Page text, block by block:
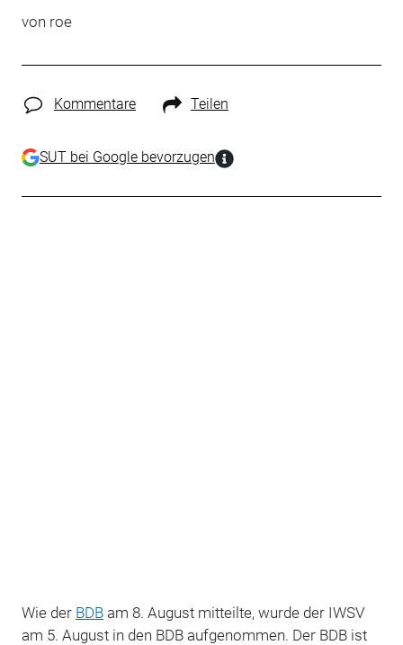
von roe
Kommentare Teilen
SUT bei Google bevorzugen
Wie der BDBam 8. August mitteilte, wurde der IWSV
am 5. August in den BDB aufgenommen. Der BDB ist